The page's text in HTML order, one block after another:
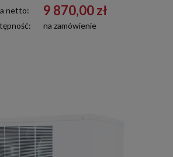
netto: 9 870,00 zł
na zamówienie